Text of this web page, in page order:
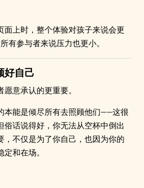
面上时，整个体验对孩子来说会更
有参与者来说压力也更小。
好自己
意承认的更重要。
本能是倾尽所有去照顾他们——这很
俗话说得好，你无法从空杯中倒出
，不仅是为了你自己，也因为你的
和在场。